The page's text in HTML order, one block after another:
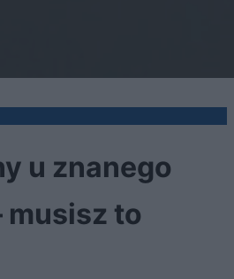
u znanego
musisz to